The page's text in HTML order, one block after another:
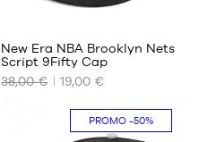
UNSERE
VERFÜGBAREN
2
New Era NBA Brooklyn Nets
Script 9Fifty Cap
38,00 €
19,00 €
PROMO-50%